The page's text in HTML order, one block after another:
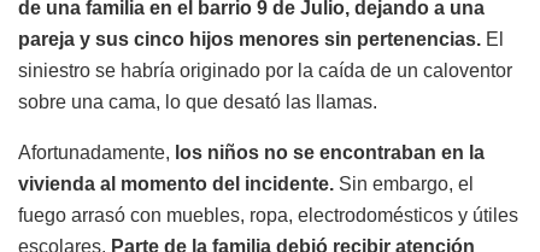
de una familia en el barrio 9 de Julio, dejando a una
pareja y sus cinco hijos menores sin pertenencias. El
siniestro se habría originado por la caída de un caloventor
sobre una cama, lo que desató las llamas.
Afortunadamente, los niños no se encontraban en la
vivienda al momento del incidente. Sin embargo, el
fuego arrasó con muebles, ropa, electrodomésticos y útiles
escolares. Parte de la familia debió recibir atención